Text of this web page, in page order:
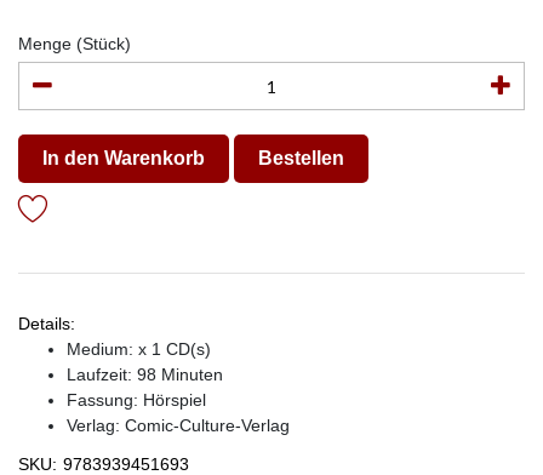
Menge (Stück)
In den Warenkorb Bestellen
Details:
Medium: x 1 CD(s)
Laufzeit: 98 Minuten
Fassung: Hörspiel
Verlag: Comic-Culture-Verlag
SKU: 9783939451693